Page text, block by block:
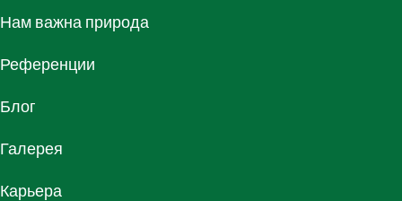
Нам важна природа
Референции
Блог
Галерея
Карьера